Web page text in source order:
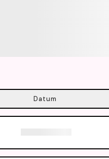
Datum